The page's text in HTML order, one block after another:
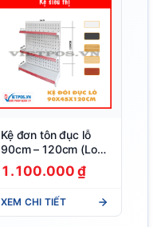
Kệ đơn tôn đục lỗ
90cm – 120cm (Loại
dày 0.6) 3 tầng
1.100.000 ₫
XEM CHI TIẾT